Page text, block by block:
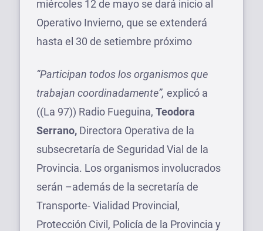
miércoles 12 de mayo se dará inicio al
Operativo Invierno, que se extenderá
hasta el 30 de setiembre próximo
“Participan todos los organismos que
trabajan coordinadamente”, explicó a
((La 97)) Radio Fueguina, Teodora
Serrano, Directora Operativa de la
subsecretaría de Seguridad Vial de la
Provincia. Los organismos involucrados
serán –además de la secretaría de
Transporte- Vialidad Provincial,
Protección Civil, Policía de la Provincia y